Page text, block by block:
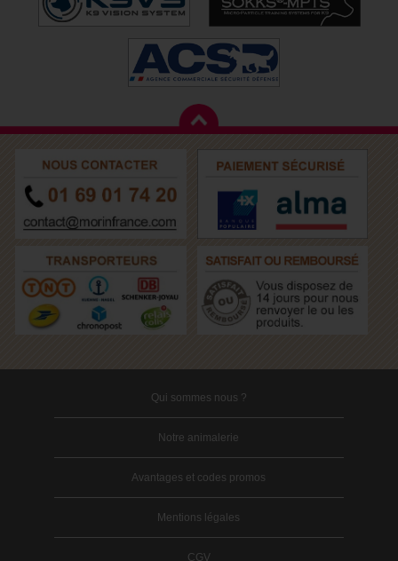
Qui sommes nous ?
Notre animalerie
Avantages et codes promos
Mentions légales
CGV